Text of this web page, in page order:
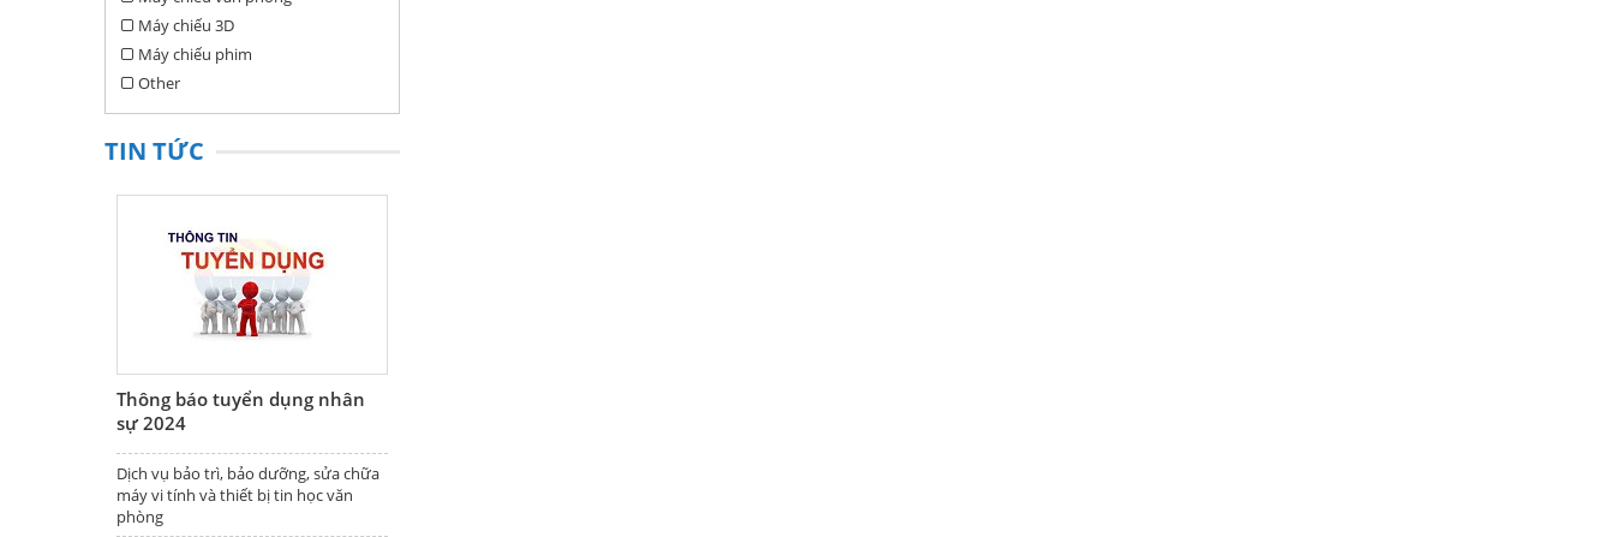
Máy chiếu 3D
Máy chiếu phim
Other
TIN TỨC
Thông báo tuyển dụng nhân
sự 2024
Dịch vụ bảo trì, bảo dưỡng, sửa chữa
máy vi tính và thiết bị tin học văn
phòng